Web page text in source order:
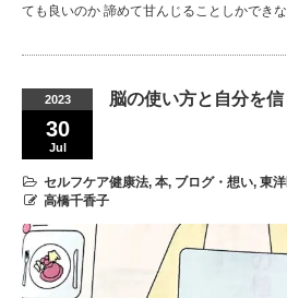
ても良いのか 諦めて甘んじることしかでき
2023
30
Jul
脳の使い方と自分を信
セルフケア健康法, 本, ブログ・想い, 東
高橋千香子